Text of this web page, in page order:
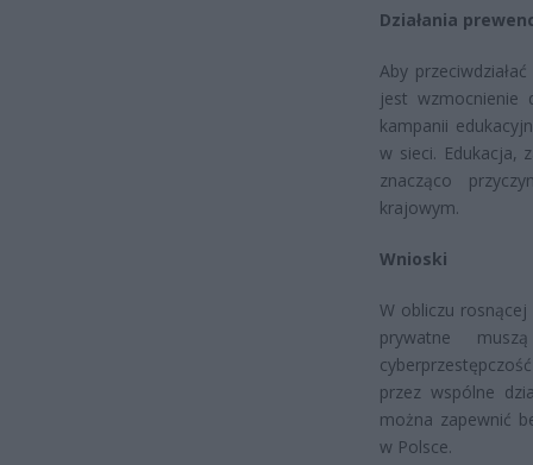
Działania
Aby
jest wzmocnienie
kampanii
w sieci. Edukacja,
znacząco
krajowym.
Wnioski
W obliczu
prywatne
przez wspólne
można zapewnić
w Polsce.